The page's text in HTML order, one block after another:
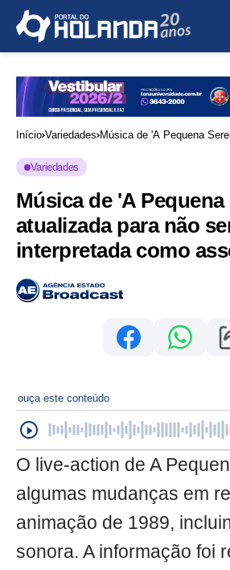
Início Variedades Música de 'A Pequena Sereia' será atualizada para
Variedades
Música de 'A Pequena
atualizada para não
interpretada como
ouça este conteúdo
O live-action de A
algumas mudanças em
animação de 1989,
sonora. A informação foi